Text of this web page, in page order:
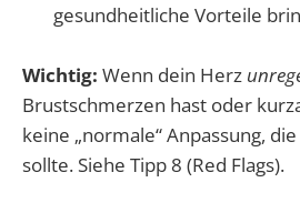
gesundheitliche Vorteile
Wichtig: Wenn dein Herz
Brustschmerzen hast oder
keine „normale“ Anpassung,
sollte. Siehe Tipp 8 (Red Flags).